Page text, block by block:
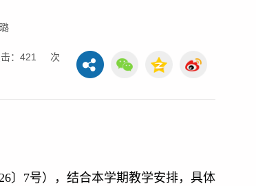
： 421 次
〕7号），结合本学期教学安排，具体